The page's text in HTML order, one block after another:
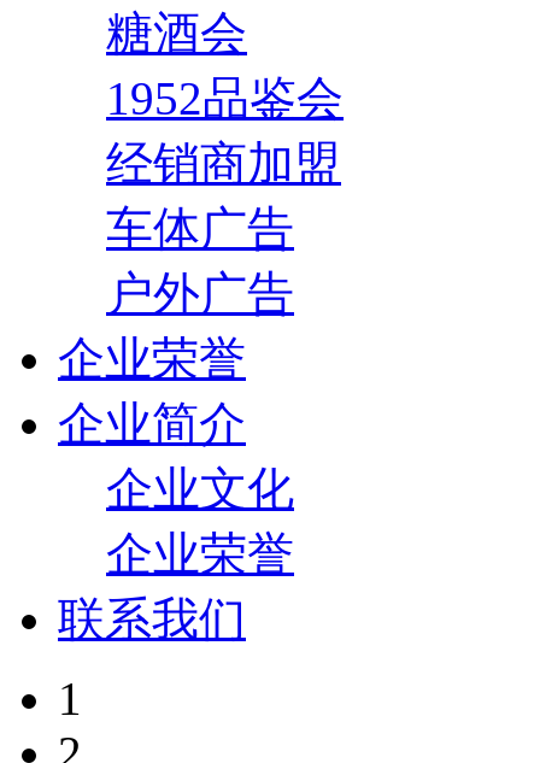
糖酒会
1952品鉴会
经销商加盟
车体广告
户外广告
企业荣誉
企业简介
企业文化
企业荣誉
联系我们
1